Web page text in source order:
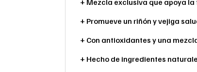
+ Promueve un riñón y vejiga
+ Con antioxidantes y una
+ Hecho de ingredientes